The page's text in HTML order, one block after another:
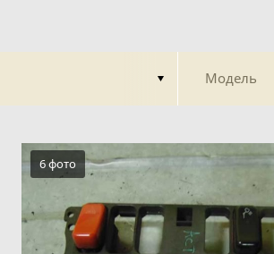
Модель
6 фото